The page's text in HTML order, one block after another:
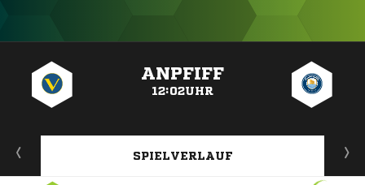
ANPFIFF
12:02UHR
SPIELVERLAUF